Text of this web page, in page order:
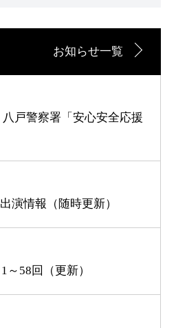
お知らせ一覧
八戸警察署「安心安全応援
演情報（随時更新）
58回（更新）